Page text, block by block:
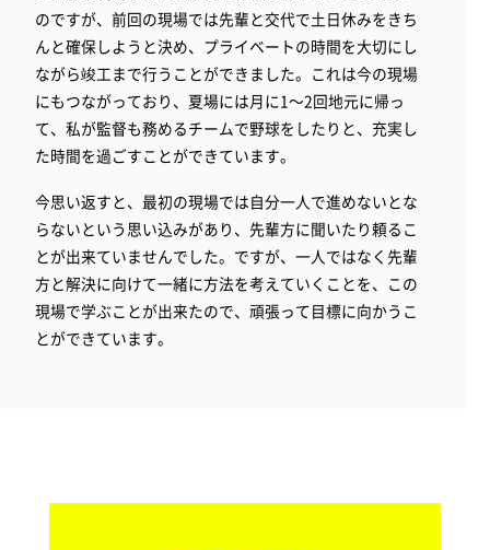
のですが、前回の現場では先輩と交代で土日休みをきち
んと確保しようと決め、プライベートの時間を大切にし
ながら竣工まで行うことができました。これは今の現場
にもつながっており、夏場には月に1～2回地元に帰っ
て、私が監督も務めるチームで野球をしたりと、充実し
た時間を過ごすことができています。
今思い返すと、最初の現場では自分一人で進めないとな
らないという思い込みがあり、先輩方に聞いたり頼るこ
とが出来ていませんでした。ですが、一人ではなく先輩
方と解決に向けて一緒に方法を考えていくことを、この
現場で学ぶことが出来たので、頑張って目標に向かうこ
とができています。